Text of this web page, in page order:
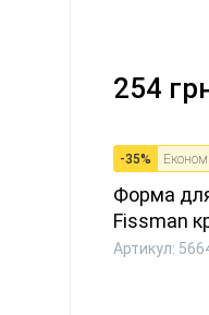
254
-35%
Форма
Fissman
(5664...
Артикул: